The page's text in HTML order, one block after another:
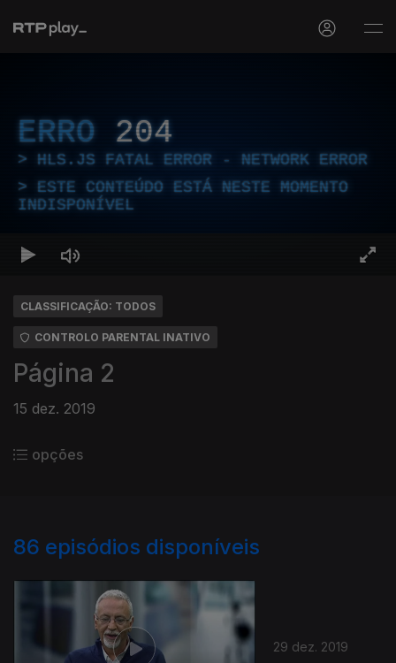
ERRO 204
HLS.JS FATAL ERROR - NETWORK ERROR
ESTE CONTEÚDO ESTÁ NESTE MOMENTO
INDISPONÍVEL
CLASSIFICAÇÃO: TODOS
CONTROLO PARENTAL INATIVO
Página 2
15 dez. 2019
opções
86 episódios disponíveis
29 dez. 2019